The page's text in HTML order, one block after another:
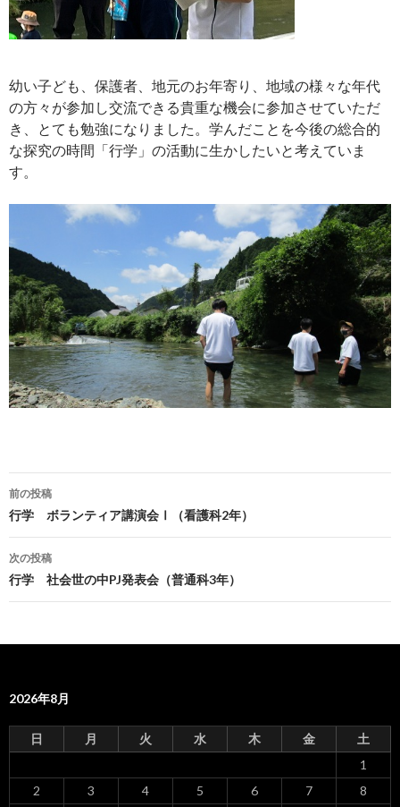
幼い子ども、保護者、地元のお年寄り、地域の様々な年代
の方々が参加し交流できる貴重な機会に参加させていただ
き、とても勉強になりました。学んだことを今後の総合的
な探究の時間「行学」の活動に生かしたいと考えていま
す。
投
稿
ナ
ゲ
シ
ョ
ン
前の投稿
行学 ボランティア講演会Ⅰ（看護科2年）
次の投稿
行学 社会世の中PJ発表会（普通科3年）
2026年8月
日 月 火 水 木 金 土
1
2
3 4 5 6 7
8